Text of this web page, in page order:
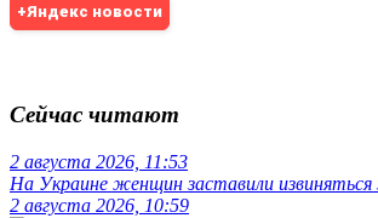
+Яндекс новости
Сейчас читают
2 августа 2026, 11:53
На Украине женщин заставили извиняться
2 августа 2026, 10:59